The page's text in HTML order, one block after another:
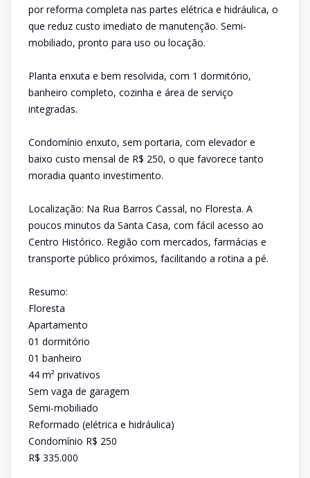
por reforma completa nas partes elétrica e hidráulica, o
que reduz custo imediato de manutenção. Semi-
mobiliado, pronto para uso ou locação.
Planta enxuta e bem resolvida, com 1 dormitório,
banheiro completo, cozinha e área de serviço
integradas.
Condomínio enxuto, sem portaria, com elevador e
baixo custo mensal de R$ 250, o que favorece tanto
moradia quanto investimento.
Localização: Na Rua Barros Cassal, no Floresta. A
poucos minutos da Santa Casa, com fácil acesso ao
Centro Histórico. Região com mercados, farmácias e
transporte público próximos, facilitando a rotina a pé.
Resumo:
Floresta
Apartamento
01 dormitório
01 banheiro
44 m² privativos
Sem vaga de garagem
Semi-mobiliado
Reformado (elétrica e hidráulica)
Condomínio R$ 250
R$ 335.000